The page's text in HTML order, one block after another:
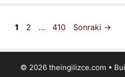
Sayfa
1 Sayfa
2 … Sayfa
410 Sonraki →
© 2026 theingilizce.com •